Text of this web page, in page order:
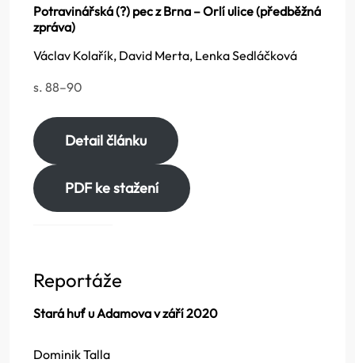
Potravinářská (?) pec z Brna – Orlí ulice (předběžná
zpráva)
Václav Kolařík, David Merta, Lenka Sedláčková
s. 88–90
Detail článku
PDF ke stažení
Reportáže
Stará huť u Adamova v září 2020
Dominik Talla